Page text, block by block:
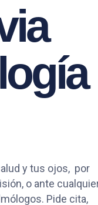
y tus ojos, por
o ante
Pide cita,